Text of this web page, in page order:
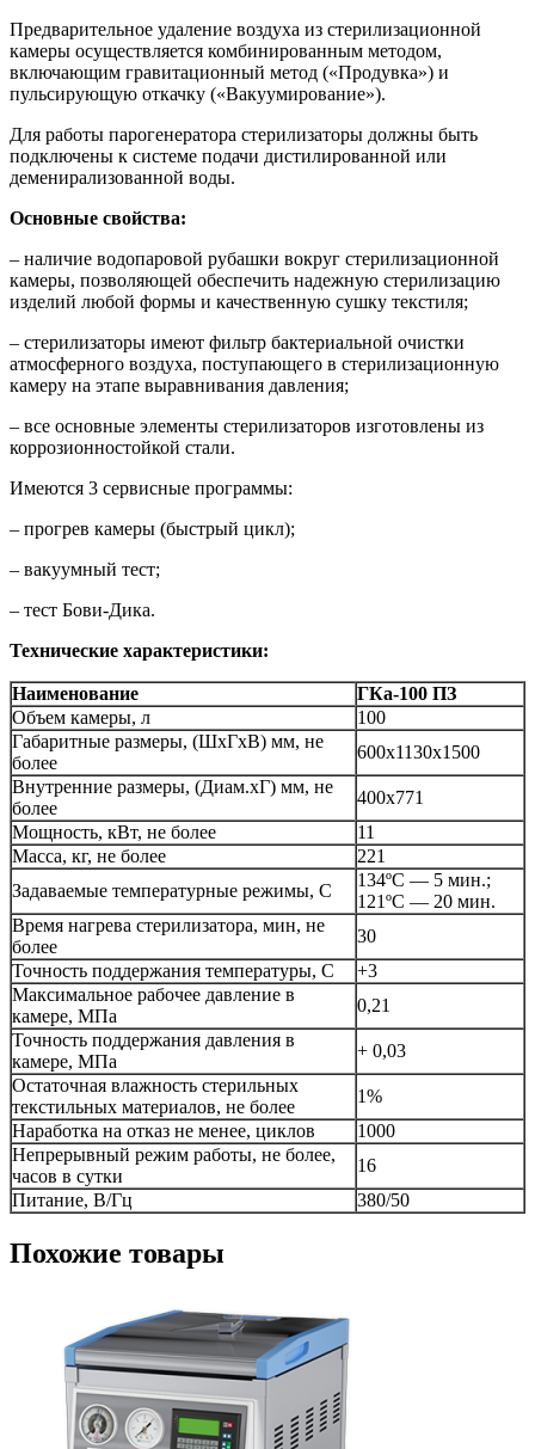
Предварительное удаление воздуха из стерилизационной
камеры осуществляется комбинированным методом,
включающим гравитационный метод («Продувка») и
пульсирующую откачку («Вакуумирование»).
Для работы парогенератора стерилизаторы должны быть
подключены к системе подачи дистилированной или
деменирализованной воды.
Основные свойства:
– наличие водопаровой рубашки вокруг стерилизационной
камеры, позволяющей обеспечить надежную стерилизацию
изделий любой формы и качественную сушку текстиля;
– стерилизаторы имеют фильтр бактериальной очистки
атмосферного воздуха, поступающего в стерилизационную
камеру на этапе выравнивания давления;
– все основные элементы стерилизаторов изготовлены из
коррозионностойкой стали.
Имеются 3 сервисные программы:
– прогрев камеры (быстрый цикл);
– вакуумный тест;
– тест Бови-Дика.
Технические характеристики:
Наименование
ГКа-100 ПЗ
Объем камеры, л
100
Габаритные размеры, (ШхГхВ) мм, не
более
600х1130х1500
Внутренние размеры, (Диам.хГ) мм, не
более
400х771
Мощность, кВт, не более
11
Масса, кг, не более
221
Задаваемые температурные режимы, С
134ºС — 5 мин.;
121ºС — 20 мин.
Время нагрева стерилизатора, мин, не
более
30
Точность поддержания температуры, С
+3
Максимальное рабочее давление в
камере, МПа
0,21
Точность поддержания давления в
камере, МПа
+ 0,03
Остаточная влажность стерильных
текстильных материалов, не более
1%
Наработка на отказ не менее, циклов
1000
Непрерывный режим работы, не более,
часов в сутки
16
Питание, В/Гц
380/50
Похожие товары